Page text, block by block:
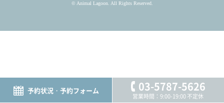
© Animal Lagoon. All Rights Reserved.
予約状況・予約フォーム 03-5787-5626
営業時間：9:00-19:00 不定休